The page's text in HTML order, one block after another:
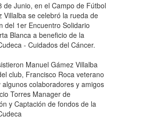
de Junio, en el Campo de Fútbol
Villalba se celebró la rueda de
del 1er Encuentro Solidario
Blanca a beneficio de la
- Cuidados del Cáncer.
Manuel Gámez Villalba
club, Francisco Roca veterano
algunos colaboradores y amigos
Torres Manager de
y Captación de fondos de la